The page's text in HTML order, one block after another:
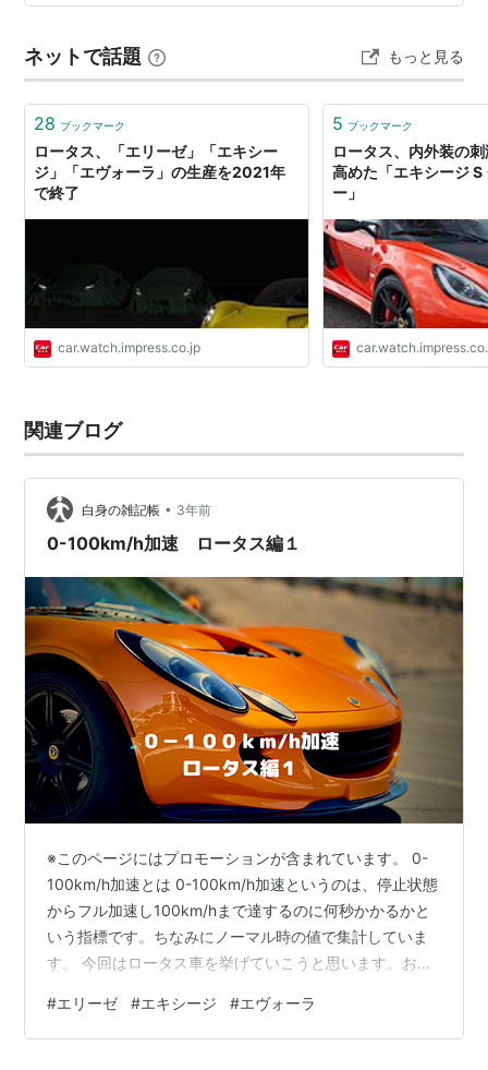
に凝ったヨーロッパS2にしか見えない…
ネットで話題 もっと見る
28 ブックマーク
ロータス、「エリーゼ」「エキシー
ジ」「エヴォーラ」の生産を2021年
で終了
car.watch.impress.co.jp
5 ブックマーク
ロータス、内外装の
高めた「エキシージ S
ー」
関連ブログ
白身の雑記帳 • 3年前
0-100km/h加速 ロータス編１
※このページにはプロモーションが含まれています。 0-
100km/h加速とは 0-100km/h加速というのは、停止状態
からフル加速し100km/hまで達するのに何秒かかるかと
いう指標です。ちなみにノーマル時の値で集計していま
す。 今回はロータス車を挙げていこうと思います。およ
ので列挙していきます。 ロータス ELISE 1.6 1.6 136PS
876kg： 6.5秒ELISE R 1.8 192PS 860kg： 5.4秒ELISE
#エリーゼ #エキシージ #エヴォーラ